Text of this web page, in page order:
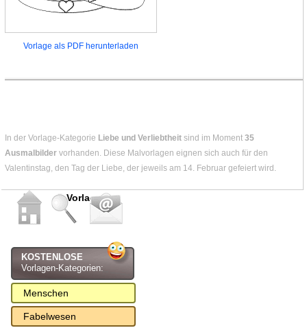
Vorlage als PDF herunterladen
In der Vorlage-Kategorie Liebe und Verliebtheit sind im Moment35
Ausmalbilder vorhanden. Diese Malvorlagen eignen sich auch für den
Valentinstag, den Tag der Liebe, der jeweils am 14. Februar gefeiert wird.
Vorlagen
KOSTENLOSE
Vorlagen-Kategorien:
Menschen
Fabelwesen